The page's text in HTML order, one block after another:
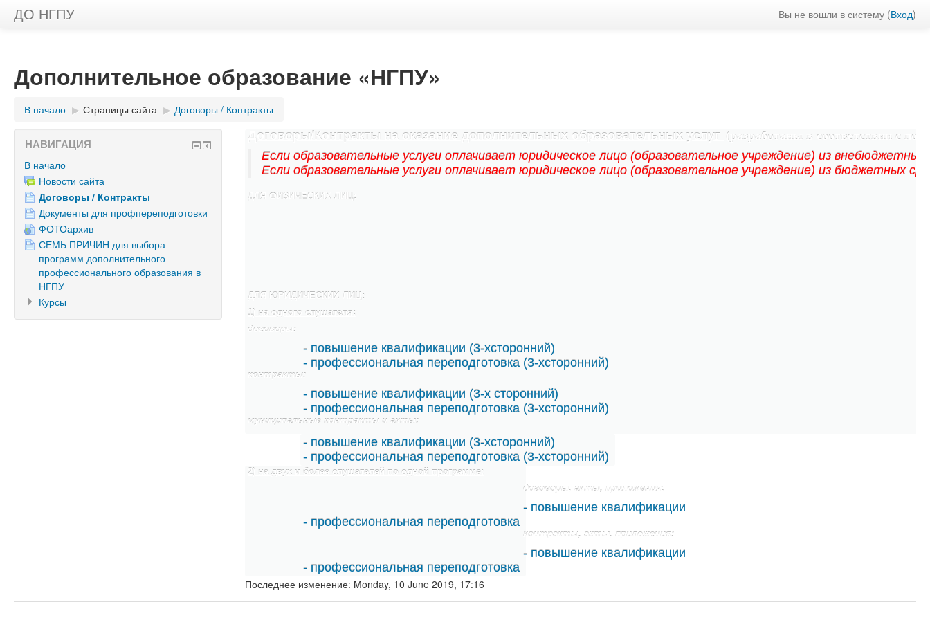
ДО НГПУ Вы не вошли в систему (Вход)
Дополнительное образование «НГПУ»
В начало ▶︎ Страницы сайта ▶︎ Договоры / Контракты
Договоры/Контракты на оказание дополнительных образовательных услуг (разработаны в соответствии с
Если образовательные услуги оплачивает юридическое лицо (образовательное учреждение) из
Если образовательные услуги оплачивает юридическое лицо (образовательное учреждение) из
ДЛЯ ФИЗИЧЕСКИХ ЛИЦ:
ДЛЯ ЮРИДИЧЕСКИХ ЛИЦ:
1) на одного слушателя:
договоры:
- повышение квалификации (3-хсторонний)
- профессиональная переподготовка (3-хсторонний)
контракты:
- повышение квалификации (3-х сторонний)
- профессиональная переподготовка (3-хсторонний)
муниципальные контракты и акты:
- повышение квалификации (3-хсторонний)
- профессиональная переподготовка (3-хсторонний)
2) на двух и более слушателей по одной программе:
договоры, акты, приложения:
- повышение квалификации
- профессиональная переподготовка
контракты, акты, приложения:
- повышение квалификации
- профессиональная переподготовка
Последнее изменение: Monday, 10 June 2019, 17:16
НАВИГАЦИЯ
В начало
Новости сайта
Договоры / Контракты
Документы для профпереподготовки
ФОТОархив
СЕМЬ ПРИЧИН для выбора
программ дополнительного
профессионального образования в
НГПУ
Курсы